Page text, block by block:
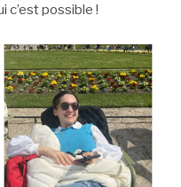
c’est possible !